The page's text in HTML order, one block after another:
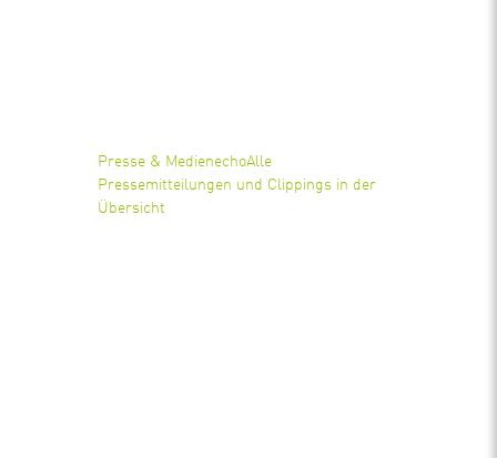
Presse & MedienechoAlle
Pressemitteilungen und Clippings in der
Übersicht